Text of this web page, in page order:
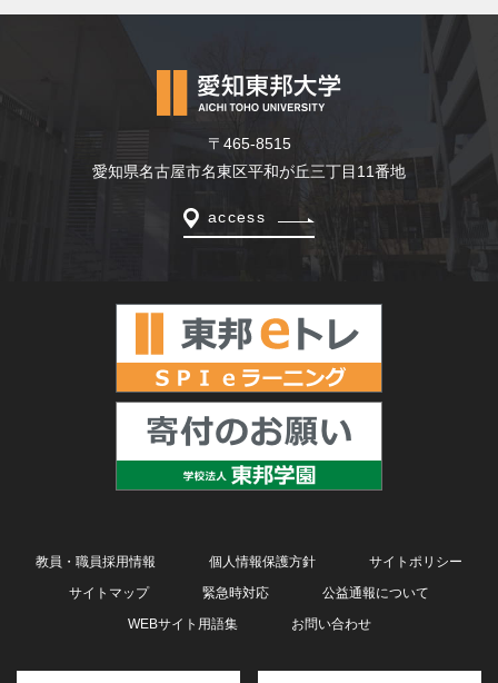
〒465-8515
愛知県名古屋市名東区平和が丘三丁目11番地
access
教員・職員採用情報 個人情報保護方針
サイトポリシー
サイトマップ
緊急時対応
公益通報について
WEBサイト用語集
お問い合わせ